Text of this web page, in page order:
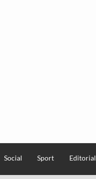
Social Sport Editorial